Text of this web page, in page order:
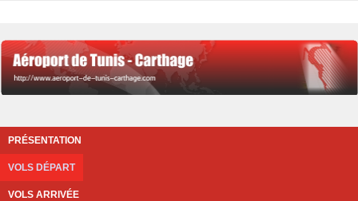
PRÉSENTATION
VOLS DÉPART
VOLS ARRIVÉE